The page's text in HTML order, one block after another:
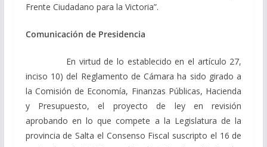
Frente Ciudadano para la Victoria”.
Comunicación de Presidencia
En virtud de lo establecido en el artículo 27,
inciso 10) del Reglamento de Cámara ha sido girado a
la Comisión de Economía, Finanzas Públicas, Hacienda
y Presupuesto, el proyecto de ley en revisión
aprobando en lo que compete a la Legislatura de la
provincia de Salta el Consenso Fiscal suscripto el 16 de